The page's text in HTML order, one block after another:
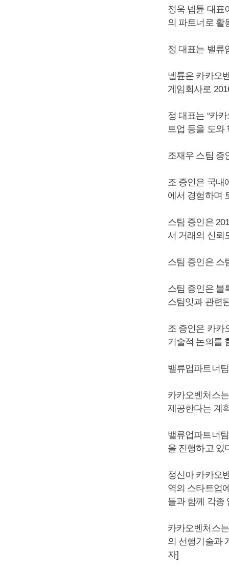
정욱 넵튠 대표
의 파트너로 활
정 대표는 밸류
넵튠은 카카오
게임회사로
정 대표는 “카
트업 등을 도와
조재우 스팀 증
조 증인은 국내
에서 경험하며
스팀 증인은
서 거래의 신뢰
스팀 증인은 스
스팀 증인은 블
스팀잇과 관련
조 증인은 카카
기술적 논의를
밸류업파트너
카카오벤처스
제공한다는 계
밸류업파트너
을 진행하고 있
정신아 카카오
역의 스타트업
들과 함께 각종
카카오벤처스
의 선행기술과
자]